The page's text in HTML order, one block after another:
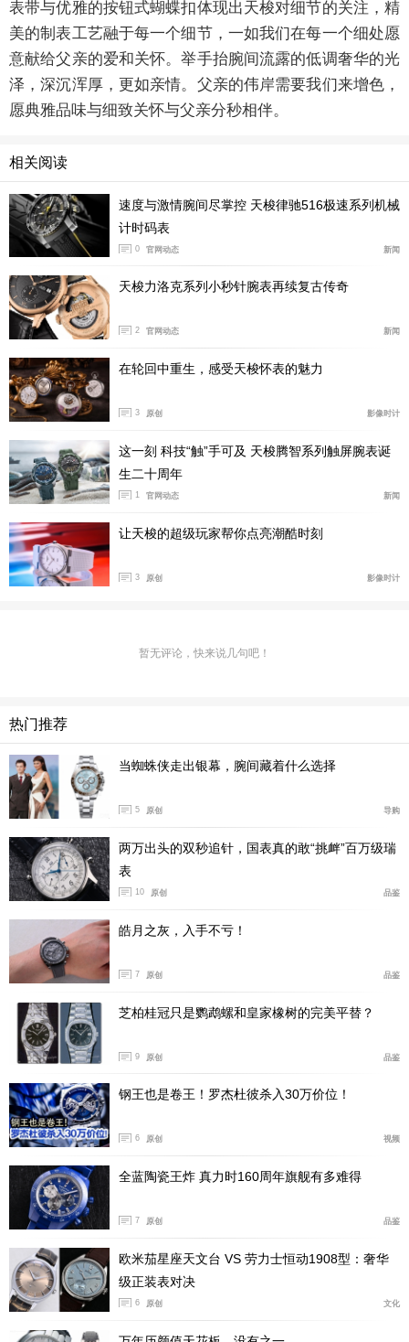
表带与优雅的按钮式蝴蝶扣体现出天梭对细节的关注，精
美的制表工艺融于每一个细节，一如我们在每一个细处愿
意献给父亲的爱和关怀。举手抬腕间流露的低调奢华的光
泽，深沉浑厚，更如亲情。父亲的伟岸需要我们来增色，
愿典雅品味与细致关怀与父亲分秒相伴。
天梭艺塑系列镂空腕表在表盘下方开启半圆镂空窗
口，天梭标识优雅横亘于上，与12点刻度处的扇形窗口相
映成趣。该腕表特别采用了ETA6497-1手动上弦机芯，没
有了自动锤的遮挡，透过透明表后盖，可欣赏精密的机械
机芯的内部运转，机芯的机械之美显露无疑。复杂精细的
金属零件保证了腕表高精密度的运作，该机芯的动力存储
可达49小时，恒久律动犹如父亲永不停息的深情。系此时
间之礼于腕间，让父亲即刻沉醉于齿轮、游丝和17颗宝石
共同出演的计时芭蕾舞剧。浓情感恩，尔心可见，平日里
难以言表的亲情，于心“芯”相印间明畅表达。省去言语，
略去形式，天涯咫尺，这一刻，为他，我们的父亲。
技术参数：
- 镂空手动上弦机械机芯
- 抗刮伤蓝宝石水晶玻璃表镜
相关阅读
速度与激情腕间尽掌控 天梭律驰516极速系列机械
计时码表
0 官网动态 新闻
天梭力洛克系列小秒针腕表再续复古传奇
2 官网动态 新闻
在轮回中重生，感受天梭怀表的魅力
3 原创 影像时计
这一刻 科技“触”手可及 天梭腾智系列触屏腕表诞
生二十周年
1 官网动态 新闻
让天梭的超级玩家帮你点亮潮酷时刻
3 原创 影像时计
暂无评论，快来说几句吧！
热门推荐
当蜘蛛侠走出银幕，腕间藏着什么选择
5 原创 导购
两万出头的双秒追针，国表真的敢“挑衅”百万级瑞
表
10 原创 品鉴
皓月之灰，入手不亏！
7 原创 品鉴
芝柏桂冠只是鹦鹉螺和皇家橡树的完美平替？
9 原创 品鉴
钢王也是卷王！罗杰杜彼杀入30万价位！
6 原创 视频
全蓝陶瓷王炸 真力时160周年旗舰有多难得
7 原创 品鉴
欧米茄星座天文台 VS 劳力士恒动1908型：奢华
级正装表对决
6 原创 文化